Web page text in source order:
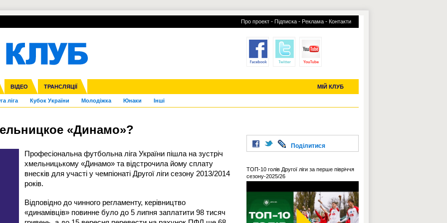
Про проект - Підписка - Реклама - Контакти
ВІДЕО ТРАНСЛЯЦІЇ МІЙ КЛУБ
ліга Кубок України Молодіжка Юнаки Інші
Ліга націй Ліга конференцій
Франція ІншіЧЄ-2015 (U-21)
УПЛ-ПЕРЕХОДИ УСІ ТРАНСФЕРИ
«Динамо»?
Професіональна футбольна ліга України пішла на зустріч
хмельницькому «Динамо» та відстрочила йому сплату
внесків для участі у чемпіонаті Другої ліги сезону 2013/2014
років.
Відповідно до чинного регламенту, керівництво
«динамівців» повинне було до 5 липня заплатити 98 тисяч
Поділитися
ТОП-10 голів Другої ліги за перше півріччя
сезону-2025/26